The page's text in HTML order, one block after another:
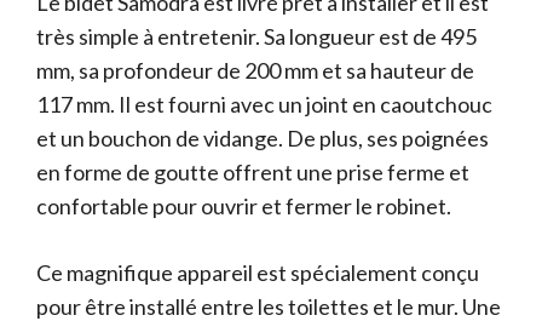
très simple à entretenir. Sa longueur est de 495
mm, sa profondeur de 200 mm et sa hauteur de
117 mm. Il est fourni avec un joint en caoutchouc
et un bouchon de vidange. De plus, ses poignées
en forme de goutte offrent une prise ferme et
confortable pour ouvrir et fermer le robinet.
Ce magnifique appareil est spécialement conçu
pour être installé entre les toilettes et le mur. Une